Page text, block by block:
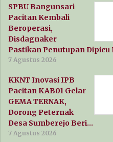
SPBU Bangunsari
Pacitan Kembali
Beroperasi,
Disdagnaker
Pastikan Penutupan Dipicu
7 Agustus 2026
KKNT Inovasi IPB
Pacitan KAB01 Gelar
GEMA TERNAK,
Dorong Peternak
Desa Sumberejo Beri…
7 Agustus 2026